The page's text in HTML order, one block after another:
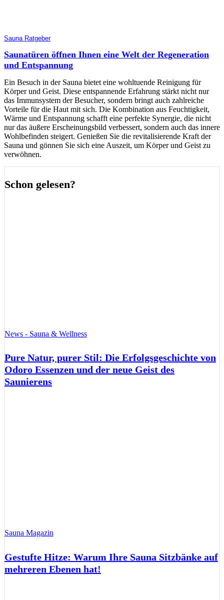
Sauna Ratgeber
Saunatüren öffnen Ihnen eine Welt der Regeneration
und Entspannung
Ein Besuch in der Sauna bietet eine wohltuende Reinigung für
Körper und Geist. Diese entspannende Erfahrung stärkt nicht nur
das Immunsystem der Besucher, sondern bringt auch zahlreiche
Vorteile für die Haut mit sich. Die Kombination aus Feuchtigkeit,
Wärme und Entspannung schafft eine perfekte Synergie, die nicht
nur das äußere Erscheinungsbild verbessert, sondern auch das innere
Wohlbefinden steigert. Genießen Sie die revitalisierende Kraft der
Sauna und gönnen Sie sich eine Auszeit, um Körper und Geist zu
verwöhnen.
Schon gelesen?
News - Sauna & Wellness
Pure Natur, purer Stil: Die Erfolgsgeschichte von
Odoro Essenzen und der neue Geist des
Saunierens
Sauna Magazin
Gestufte Hitze: Warum Ihre Sauna Sitzbänke auf
mehreren Ebenen hat!